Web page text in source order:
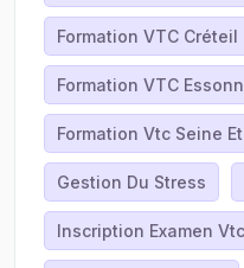
Formation VTC Créteil
Formation VTC
Formation Vtc Seine
Gestion Du Stress
Inscription Examen Vtc